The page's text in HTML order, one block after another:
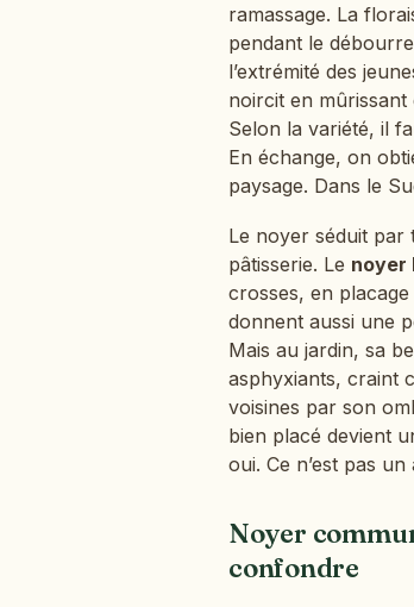
ramassage. La
pendant le
l’extrémité des
noircit en mûrissant
Selon la variété, il
En échange, on
paysage. Dans le
Le noyer séduit par
pâtisserie. Le noyer
crosses, en
donnent aussi une
Mais au jardin, sa
asphyxiants, craint
voisines par son
bien placé devient
oui. Ce n’est pas
Noyer
confondre